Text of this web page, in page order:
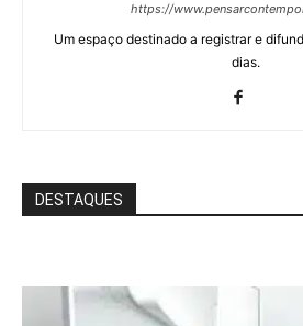
https://
Um espaço destinado a registrar e
dias.
DESTAQUES